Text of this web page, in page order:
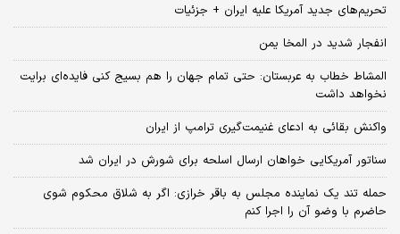
تحریم‌های جدید آمریکا علیه ایران + جزئیات
انفجار شدید در المخا یمن
المشاط خطاب به عربستان: حتی تمام جهان را هم بسیج کنی فایده‌ای برایت
نخواهد داشت
واکنش بقائی به ادعای غنیمت‌گیری ترامپ از ایران
سناتور آمریکایی خواهان ارسال اسلحه برای شورش در ایران شد
حمله تند یک نماینده مجلس به باقر خرازی: اگر به شلاق محکوم شوی
حاضرم با وضو آن را اجرا کنم